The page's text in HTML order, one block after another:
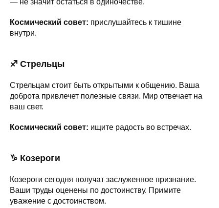
Космический совет: прислушайтесь к тишине
внутри.
♐ Стрельцы
Стрельцам стоит быть открытыми к общению. Ваша
доброта привлечет полезные связи. Мир отвечает на
ваш свет.
Космический совет: ищите радость во встречах.
♑ Козероги
Козероги сегодня получат заслуженное признание.
Ваши труды оценены по достоинству. Примите
уважение с достоинством.